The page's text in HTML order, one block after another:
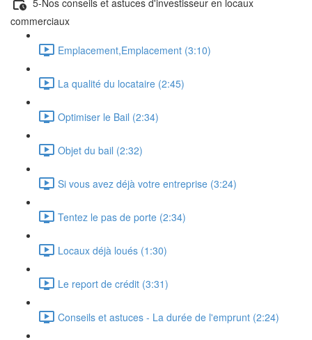
commerciaux
Emplacement,Emplacement (3:10)
La qualité du locataire (2:45)
Optimiser le Bail (2:34)
Objet du bail (2:32)
Si vous avez déjà votre entreprise (3:24)
Tentez le pas de porte (2:34)
Locaux déjà loués (1:30)
Le report de crédit (3:31)
Conseils et astuces - La durée de l'emprunt (2:24)